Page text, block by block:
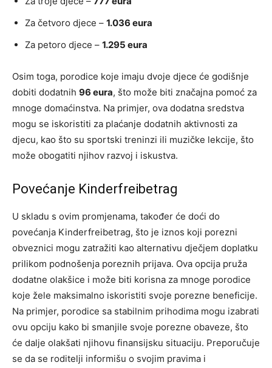
Za četvoro djece – 1.036 eura
Za petoro djece – 1.295 eura
Osim toga, porodice koje imaju dvoje djece će godišnje
dobiti dodatnih 96 eura, što može biti značajna pomoć za
mnoge domaćinstva. Na primjer, ova dodatna sredstva
mogu se iskoristiti za plaćanje dodatnih aktivnosti za
djecu, kao što su sportski treninzi ili muzičke lekcije, što
može obogatiti njihov razvoj i iskustva.
Povećanje Kinderfreibetrag
U skladu s ovim promjenama, također će doći do
povećanja Kinderfreibetrag, što je iznos koji porezni
obveznici mogu zatražiti kao alternativu dječjem doplatku
prilikom podnošenja poreznih prijava. Ova opcija pruža
dodatne olakšice i može biti korisna za mnoge porodice
koje žele maksimalno iskoristiti svoje porezne beneficije.
Na primjer, porodice sa stabilnim prihodima mogu izabrati
ovu opciju kako bi smanjile svoje porezne obaveze, što
će dalje olakšati njihovu finansijsku situaciju. Preporučuje
se da se roditelji informišu o svojim pravima i